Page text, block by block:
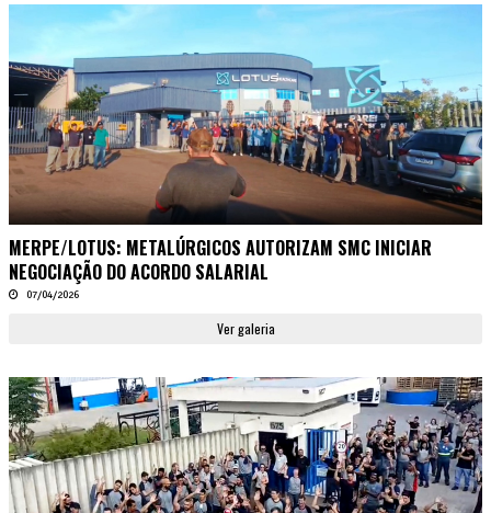
MERPE/LOTUS: METALÚRGICOS AUTORIZAM SMC INICIAR
NEGOCIAÇÃO DO ACORDO SALARIAL
07/04/2026
Ver galeria